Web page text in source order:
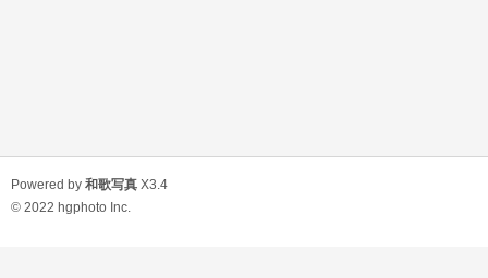
Powered by 和歌写真 X3.4
© 2022 hgphoto Inc.